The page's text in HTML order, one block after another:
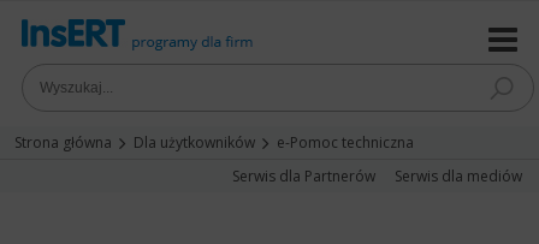
Strona główna Dla użytkowników
e-Pomoc techniczna
Serwis dla Partnerów
Serwis dla mediów